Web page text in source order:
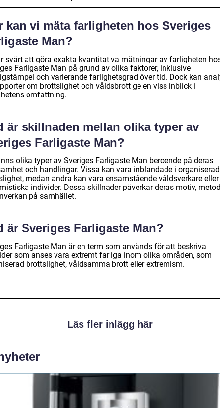
kan vi mäta farligheten hos Sveriges
Man?
svårt att göra exakta kvantitativa mätningar av farligheten
Farligaste Man på grund av olika faktorer, inklusive
och varierande farlighetsgrad över tid. Dock kan
om brottslighet och våldsbrott ge en viss inblick i
omfattning.
är skillnaden mellan olika typer av
Farligaste Man?
olika typer av Sveriges Farligaste Man beroende på deras
och handlingar. Vissa kan vara inblandade i organiserad
medan andra kan vara ensamstående våldsverkare eller
individer. Dessa skillnader påverkar deras motiv,
på samhället.
är Sveriges Farligaste Man?
Farligaste Man är en term som används för att beskriva
som anses vara extremt farliga inom olika områden, som
brottslighet, våldsamma brott eller extremism.
Läs fler inlägg här